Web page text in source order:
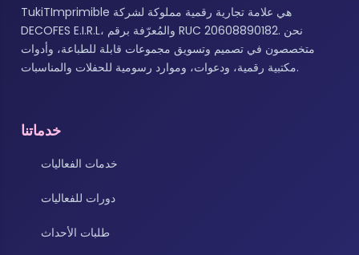
TukiTImprimible هي علامة تجارية رقمية مملوكة لشركة
DECOFES E.I.R.L، والمُعرّفة برقم RUC 20608890182. نحن
متخصصون في تصميم وتسويق مجموعات قابلة للطباعة، وأدوات
مكتبية رقمية، ودعوات، وموارد رسومية للحفلات والمناسبات.
خدماتنا
خدمات الفعاليات
دورات للفعاليات
طلبات الأحداث